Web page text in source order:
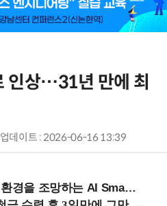
인상…31년 만에 최
업데이트 : 2026-06-16 13:39
Smart Work Summit 2026 (9/11 코엑스)